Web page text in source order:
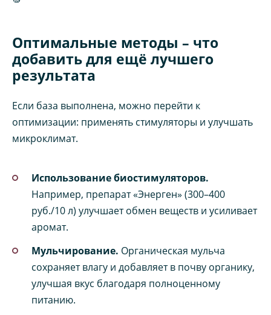
Оптимальные методы – что
добавить для ещё лучшего
результата
Если база выполнена, можно перейти к
оптимизации: применять стимуляторы и улучшать
микроклимат.
Использование биостимуляторов.
Например, препарат «Энерген» (300–400
руб./10 л) улучшает обмен веществ и усиливает
аромат.
Мульчирование. Органическая мульча
сохраняет влагу и добавляет в почву органику,
улучшая вкус благодаря полноценному
питанию.